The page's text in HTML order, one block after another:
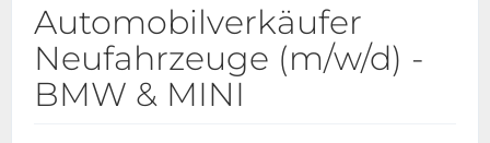
Automobilverkäufer
Neufahrzeuge (m/w/d) -
BMW & MINI